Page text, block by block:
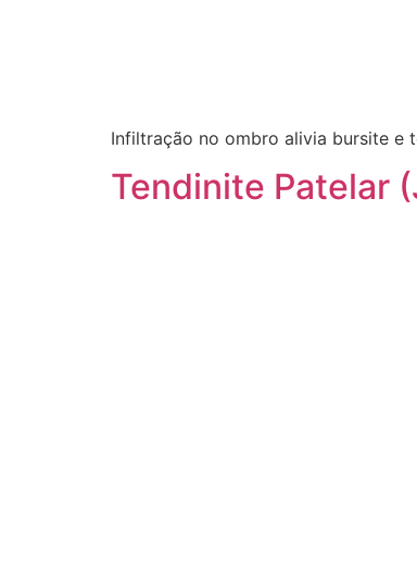
Infiltração no ombro alivia bursite e
Tendinite Patelar